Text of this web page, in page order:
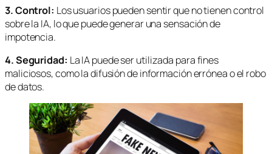
3. Control: Los usuarios pueden sentir que no tienen control
sobre la IA, lo que puede generar una sensación de
impotencia.
4. Seguridad: La IA puede ser utilizada para fines
maliciosos, como la difusión de información errónea o el robo
de datos.